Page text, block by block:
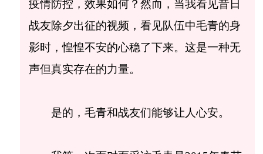
疫情防控，效果如何？然而，当我看见昔日
战友除夕出征的视频，看见队伍中毛青的身
影时，惶惶不安的心稳了下来。这是一种无
声但真实存在的力量。
是的，毛青和战友们能够让人心安。